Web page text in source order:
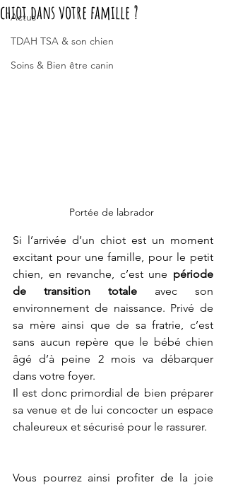
Actus
TDAH TSA & son chien
Soins & Bien être canin
chiot dans votre famille ?
Portée de labrador
Si l’arrivée d’un chiot est un moment
excitant pour une famille, pour le petit
chien, en revanche, c’est une période
de transition totale avec son
environnement de naissance. Privé de
sa mère ainsi que de sa fratrie, c’est
sans aucun repère que le bébé chien
âgé d’à peine 2 mois va débarquer
dans votre foyer.
Il est donc primordial de bien préparer
sa venue et de lui concocter un espace
chaleureux et sécurisé pour le rassurer.
Vous pourrez ainsi profiter de la joie